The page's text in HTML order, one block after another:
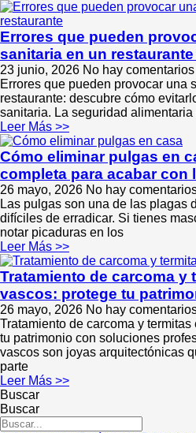
Errores que pueden
sanitaria en un
23 junio, 2026 No hay comentarios
Errores que pueden provocar una
restaurante: descubre cómo
sanitaria. La seguridad
Leer Más >>
Cómo eliminar pulgas en
completa para acabar con
26 mayo, 2026 No hay
Las pulgas son una de las plagas
difíciles de erradicar. Si tienes
notar picaduras en los
Leer Más >>
Tratamiento de carcoma y
vascos: protege tu
26 mayo, 2026 No hay
Tratamiento de carcoma y
tu patrimonio con soluciones
vascos son joyas arquitectónicas
parte
Leer Más >>
Buscar
Buscar